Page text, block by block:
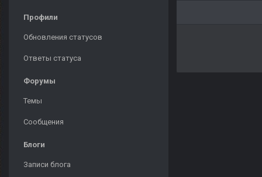
Профили
Обновления статусов
Ответы статуса
Форумы
Темы
Сообщения
Блоги
Записи блога